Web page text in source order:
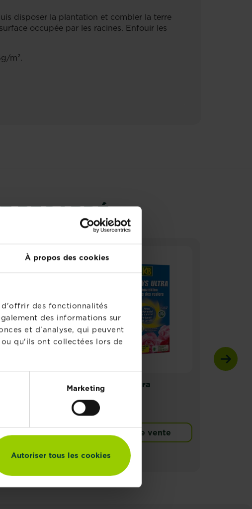
À propos des cookies
d'offrir des fonctionnalités
des informations sur
et d'analyse, qui peuvent
qu'ils ont collectées lors de
Marketing
Autoriser tous les cookies
disposer la plantation et combler la terre
occupée par les racines. Enfouir les
m².
REGARDÉ
KB Fongys Ultra
Points de vente